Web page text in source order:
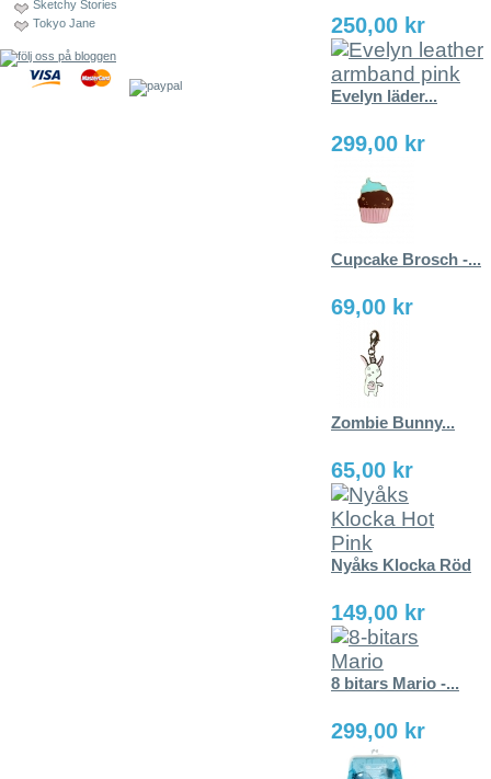
Sketchy Stories
Tokyo Jane
250,00 kr
Evelyn läder...
299,00 kr
Cupcake Brosch -...
69,00 kr
Zombie Bunny...
65,00 kr
Nyåks Klocka Röd
149,00 kr
8 bitars Mario -...
299,00 kr